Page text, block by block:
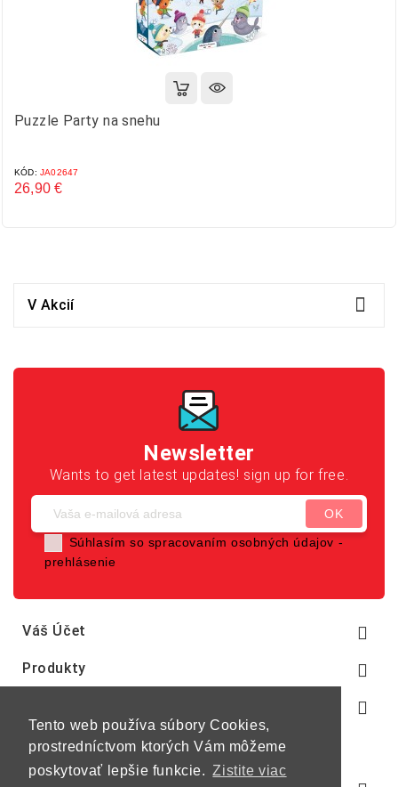
Tento web používa súbory Cookies,
prostredníctvom ktorých Vám môžeme
poskytovať lepšie funkcie. Zistite viac
Puzzle Party na snehu
KÓD: JA02647
26,90 €
V Akcií 
Newsletter
Wants to get latest updates! sign up for free.
Súhlasím so spracovaním osobných údajov -
prehlásenie
Váš Účet 
Produkty 
